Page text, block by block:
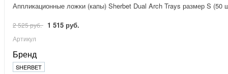
Аппликационные ложки (капы) Sherbet Dual Arch Trays размер S (50
2 525 руб. 1 515 руб.
Артикул
Бренд
SHERBET